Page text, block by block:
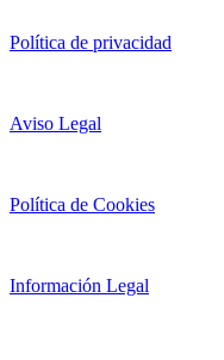
Política de privacidad
Aviso Legal
Política de Cookies
Información Legal